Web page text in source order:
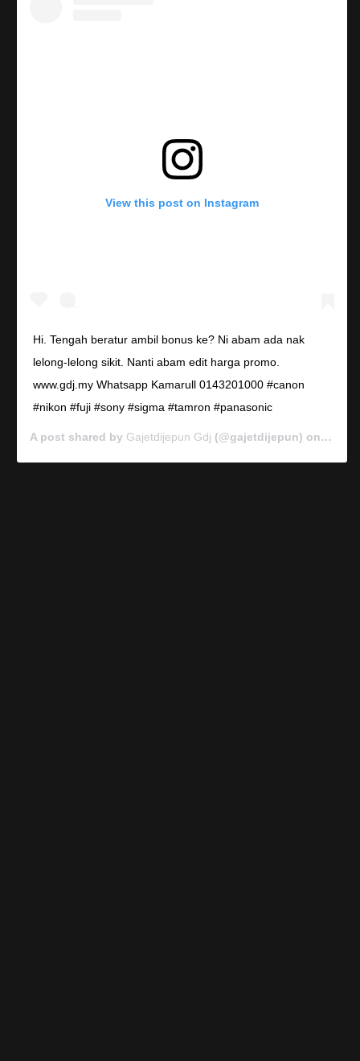
View this post on Instagram
Hi. Tengah beratur ambil bonus ke? Ni abam ada nak
lelong-lelong sikit. Nanti abam edit harga promo.
www.gdj.my Whatsapp Kamarull 0143201000 #canon
#nikon #fuji #sony #sigma #tamron #panasonic
A post shared by Gajetdijepun Gdj (@gajetdijepun) on Jan 7,